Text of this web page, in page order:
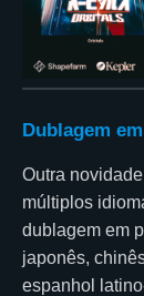
Dublagem
Outra
múltiplos
dublagem em
japonês,
espanhol